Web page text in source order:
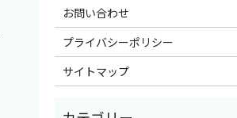
お問い合わせ
プライバシーポリシー
サイトマップ